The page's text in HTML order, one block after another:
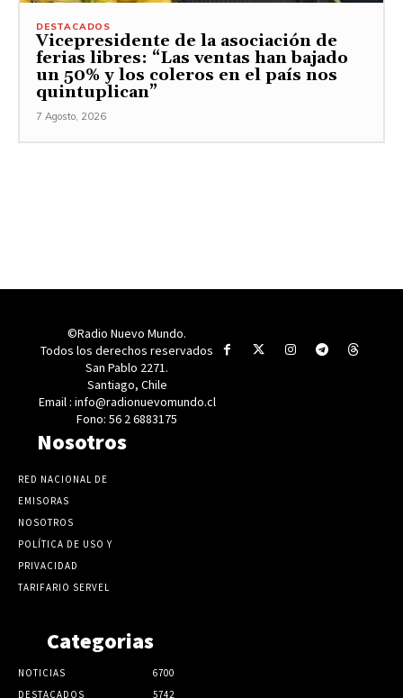
DESTACADOS
Vicepresidente de la asociación de
ferias libres: “Las ventas han bajado
un 50% y los coleros en el país nos
quintuplican”
7 Agosto, 2026
©Radio Nuevo Mundo.
Todos los derechos reservados
San Pablo 2271.
Santiago, Chile
Email : info@radionuevomundo.cl
Fono: 56 2 6883175
Nosotros
RED NACIONAL DE
EMISORAS
NOSOTROS
POLÍTICA DE USO Y
PRIVACIDAD
TARIFARIO SERVEL
Categorias
NOTICIAS
6700
DESTACADOS
5742